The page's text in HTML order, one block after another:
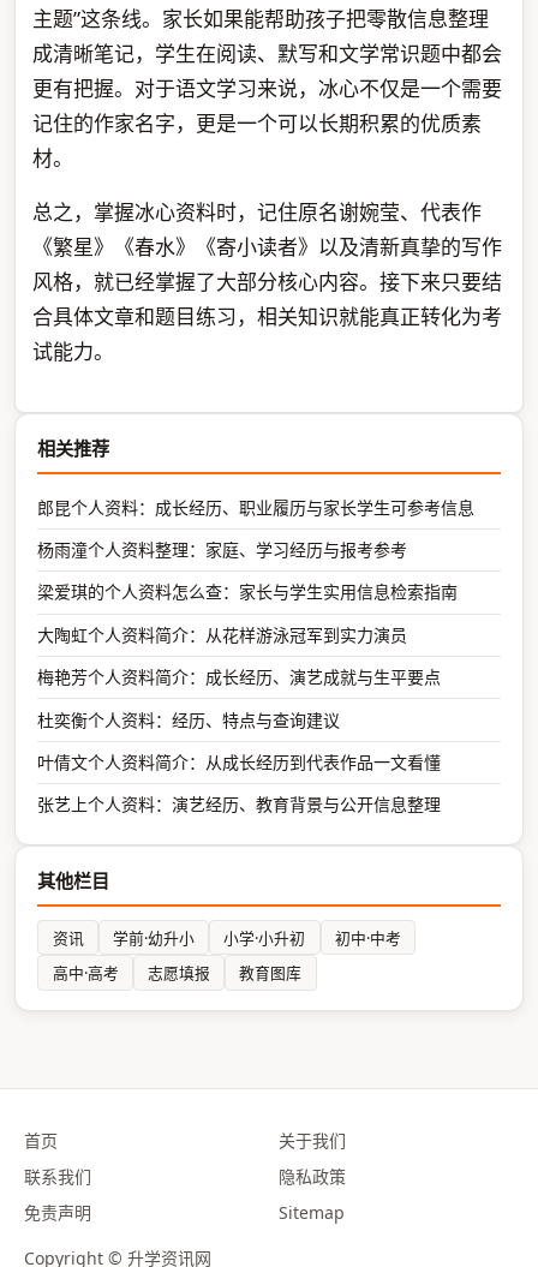
主题”这条线。家长如果能帮助孩子把零散信息整理
成清晰笔记，学生在阅读、默写和文学常识题中都会
更有把握。对于语文学习来说，冰心不仅是一个需要
记住的作家名字，更是一个可以长期积累的优质素
材。
总之，掌握冰心资料时，记住原名谢婉莹、代表作
《繁星》《春水》《寄小读者》以及清新真挚的写作
风格，就已经掌握了大部分核心内容。接下来只要结
合具体文章和题目练习，相关知识就能真正转化为考
试能力。
相关推荐
郎昆个人资料：成长经历、职业履历与家长学生可参考信息
杨雨潼个人资料整理：家庭、学习经历与报考参考
梁爱琪的个人资料怎么查：家长与学生实用信息检索指南
大陶虹个人资料简介：从花样游泳冠军到实力演员
梅艳芳个人资料简介：成长经历、演艺成就与生平要点
杜奕衡个人资料：经历、特点与查询建议
叶倩文个人资料简介：从成长经历到代表作品一文看懂
张艺上个人资料：演艺经历、教育背景与公开信息整理
其他栏目
资讯 学前·幼升小 小学·小升初
初中·中考
高中·高考
志愿填报 教育图库
首页
关于我们
联系我们
隐私政策
免责声明
Sitemap
Copyright © 升学资讯网